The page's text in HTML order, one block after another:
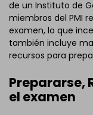
de un Instituto de
miembros del PMI
examen, lo que
también incluye
recursos para
Prepararse,
el examen